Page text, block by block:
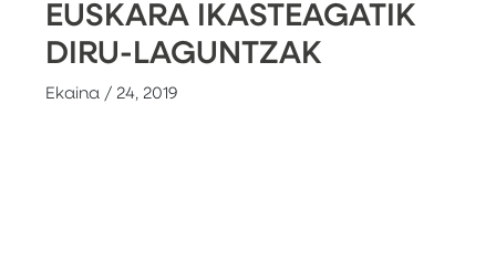
EUSKARA IKASTEAGATIK
DIRU-LAGUNTZAK
Ekaina / 24, 2019